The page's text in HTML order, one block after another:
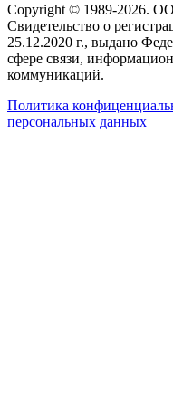
Copyright © 1989-2026.
Свидетельство о
25.12.2020 г., выдано
сфере связи,
коммуникаций.
Политика
персональных данных